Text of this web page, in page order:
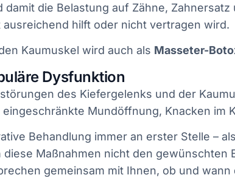
die Belastung auf Zähne, Zahnersatz
hilft oder nicht vertragen wird.
Kaumuskel wird auch als Masseter-
Dysfunktion
des Kiefergelenks und der
Mundöffnung, Knacken im
Behandlung immer an erster Stelle –
Maßnahmen nicht den
gemeinsam mit Ihnen, ob und